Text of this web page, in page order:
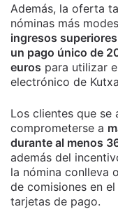
Además, la oferta
nóminas más
ingresos
un pago único de
euros para utilizar
electrónico de
Los clientes que se
comprometerse a
durante al menos
además del
la nómina conlleva
de comisiones en
tarjetas de pago.